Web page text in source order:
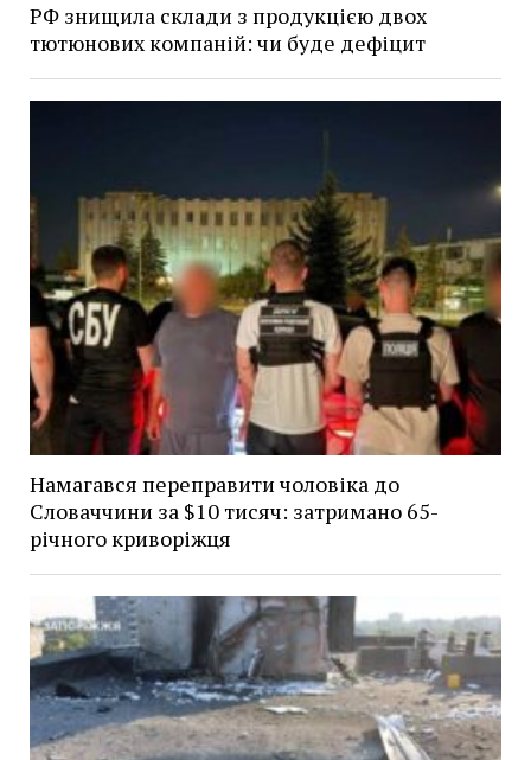
РФ знищила склади з продукцією двох
тютюнових компаній: чи буде дефіцит
Намагався переправити чоловіка до
Словаччини за $10 тисяч: затримано 65-
річного криворіжця